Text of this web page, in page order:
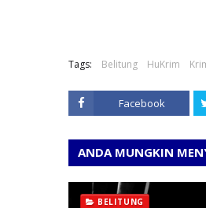
Tags: Belitung HuKrim
Facebook
ANDA MUNGKIN
BELITUNG